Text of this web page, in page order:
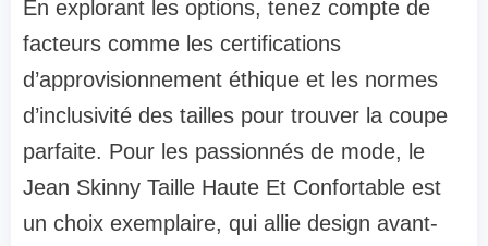
En explorant les options, tenez compte de
facteurs comme les certifications
d’approvisionnement éthique et les normes
d’inclusivité des tailles pour trouver la coupe
parfaite. Pour les passionnés de mode, le
Jean Skinny Taille Haute Et Confortable est
un choix exemplaire, qui allie design avant-